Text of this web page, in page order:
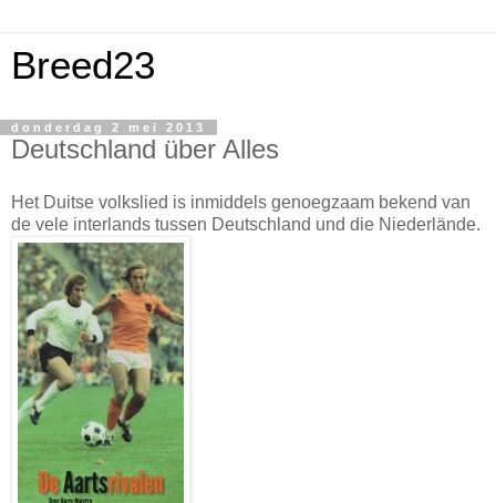
Breed23
donderdag 2 mei 2013
Deutschland über Alles
Het Duitse volkslied is inmiddels genoegzaam bekend van
de vele interlands tussen Deutschland und die Niederlände.